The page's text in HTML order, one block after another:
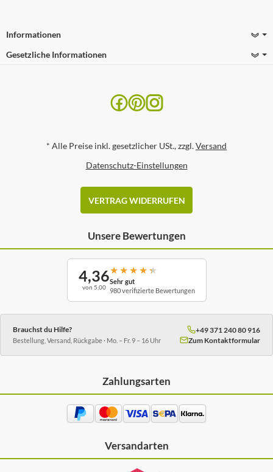
Informationen
Gesetzliche Informationen
* Alle Preise inkl. gesetzlicher USt., zzgl.Versand
Datenschutz-Einstellungen
VERTRAG WIDERRUFEN
Unsere Bewertungen
4,36
von 5,00
★ ★ ★ ★ ★
Sehr gut
980 verifizierte Bewertungen
Brauchst du Hilfe?
Bestellung, Versand, Rückgabe · Mo. – Fr. 9 – 16 Uhr
+49 371 240 80 916
Zum Kontaktformular
Zahlungsarten
Versandarten